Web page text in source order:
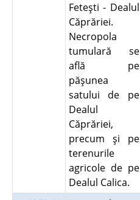
Feteşti - Dealul
Căprăriei.
Necropola
tumulară se
află pe
păşunea
satului de pe
Dealul
Căprăriei,
precum şi pe
terenurile
agricole de pe
Dealul Calica.